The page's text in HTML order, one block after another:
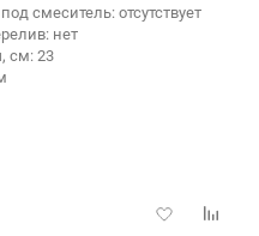
смеситель: отсутствует
нет
см: 23
Добавить